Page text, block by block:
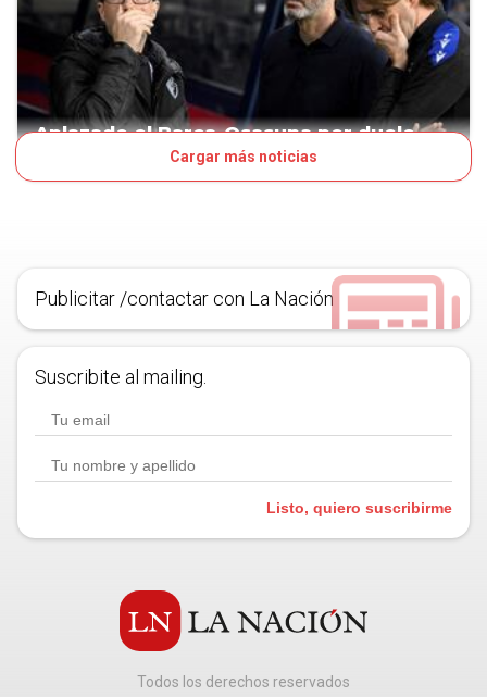
Aplazado el Barca-Osasuna por duelo
Cargar más noticias
Publicitar /contactar con La Nación
Suscribite al mailing.
Listo, quiero suscribirme
Todos los derechos reservados